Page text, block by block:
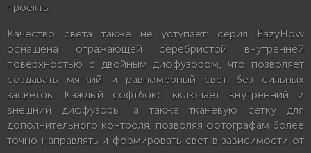
проекты.
Качество света также не уступает: серия EazyFlow
оснащена отражающей серебристой внутренней
поверхностью с двойным диффузором, что позволяет
создавать мягкий и равномерный свет без сильных
засветов. Каждый софтбокс включает внутренний и
внешний диффузоры, а также тканевую сетку для
дополнительного контроля, позволяя фотографам более
точно направлять и формировать свет в зависимости от